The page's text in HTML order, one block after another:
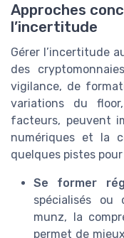
Approches
l’incertitude
Gérer l’incertitude
des
vigilance, de
variations du
facteurs, peuvent
numériques et la
quelques pistes pour
Se former
spécialisés
munz, la
permet de